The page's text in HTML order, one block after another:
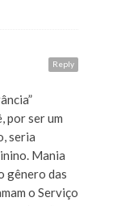
Reply
por ser um
seria
Mania
gênero das
o Serviço